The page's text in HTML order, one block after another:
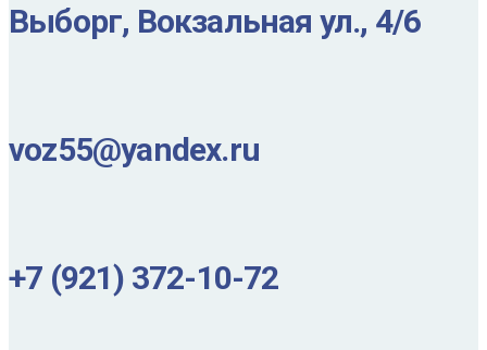
Выборг, Вокзальная ул., 4/6
voz55@yandex.ru
+7 (921) 372-10-72